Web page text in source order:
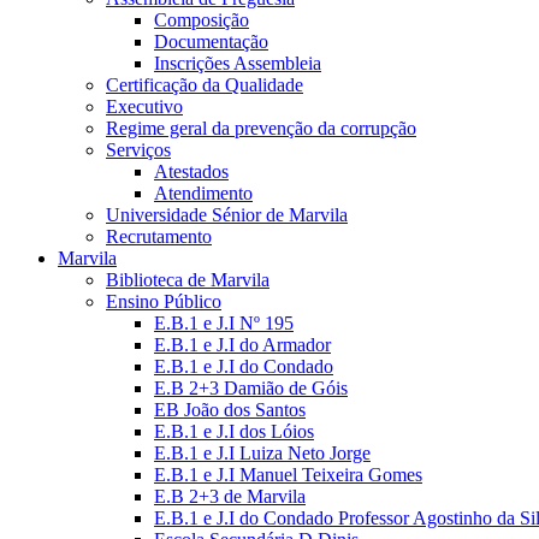
Composição
Documentação
Inscrições Assembleia
Certificação da Qualidade
Executivo
Regime geral da prevenção da corrupção
Serviços
Atestados
Atendimento
Universidade Sénior de Marvila
Recrutamento
Marvila
Biblioteca de Marvila
Ensino Público
E.B.1 e J.I Nº 195
E.B.1 e J.I do Armador
E.B.1 e J.I do Condado
E.B 2+3 Damião de Góis
EB João dos Santos
E.B.1 e J.I dos Lóios
E.B.1 e J.I Luiza Neto Jorge
E.B.1 e J.I Manuel Teixeira Gomes
E.B 2+3 de Marvila
E.B.1 e J.I do Condado Professor Agostinho da